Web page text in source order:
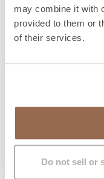
may combine it with
provided to them or
of their services.
Do not sell or
Ci possono
operatorio della
evitare possibili
cui dovessero
dopo l’intervento,
Queste sono le